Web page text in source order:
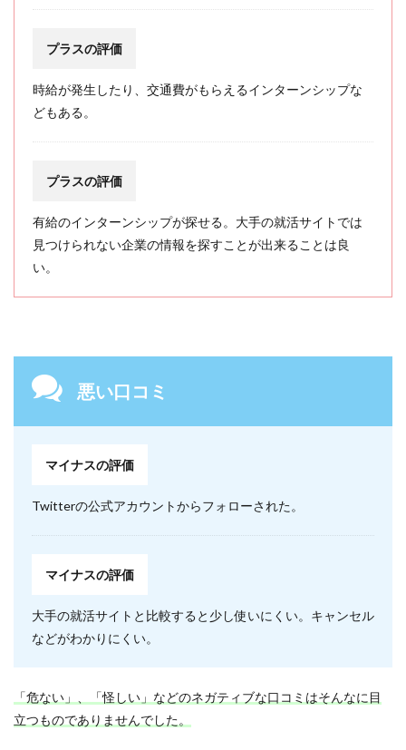
プラスの評価
時給が発生したり、交通費がもらえるインターンシップな
どもある。
プラスの評価
有給のインターンシップが探せる。大手の就活サイトでは
見つけられない企業の情報を探すことが出来ることは良
い。
悪い口コミ
マイナスの評価
Twitterの公式アカウントからフォローされた。
マイナスの評価
大手の就活サイトと比較すると少し使いにくい。キャンセル
などがわかりにくい。
「危ない」、「怪しい」などのネガティブな口コミはそんなに目
立つものでありませんでした。